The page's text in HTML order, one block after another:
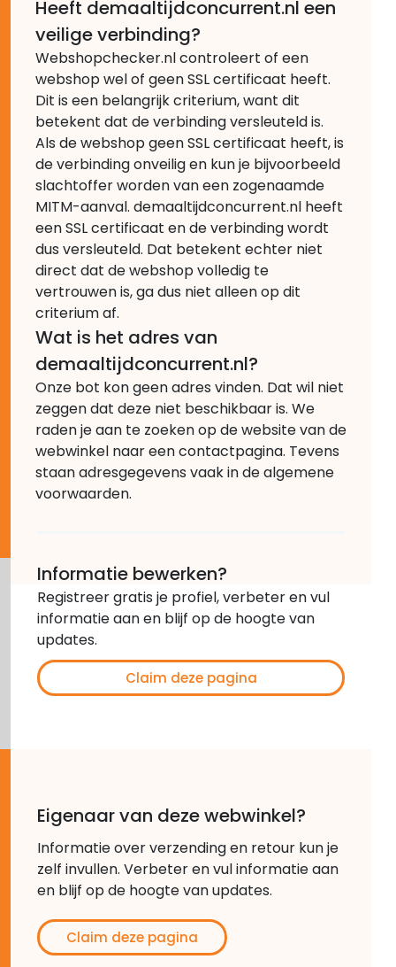
Heeft demaaltijdconcurrent.nl een
veilige verbinding?
Webshopchecker.nl controleert of een
webshop wel of geen SSL certificaat heeft.
Dit is een belangrijk criterium, want dit
betekent dat de verbinding versleuteld is.
Als de webshop geen SSL certificaat heeft, is
de verbinding onveilig en kun je bijvoorbeeld
slachtoffer worden van een zogenaamde
MITM-aanval. demaaltijdconcurrent.nl heeft
een SSL certificaat en de verbinding wordt
dus versleuteld. Dat betekent echter niet
direct dat de webshop volledig te
vertrouwen is, ga dus niet alleen op dit
criterium af.
Wat is het adres van
demaaltijdconcurrent.nl?
Onze bot kon geen adres vinden. Dat wil niet
zeggen dat deze niet beschikbaar is. We
raden je aan te zoeken op de website van de
webwinkel naar een contactpagina. Tevens
staan adresgegevens vaak in de algemene
voorwaarden.
Informatie bewerken?
Registreer gratis je profiel, verbeter en vul
informatie aan en blijf op de hoogte van
updates.
Claim deze pagina
Eigenaar van deze webwinkel?
Informatie over verzending en retour kun je
zelf invullen. Verbeter en vul informatie aan
en blijf op de hoogte van updates.
Claim deze pagina